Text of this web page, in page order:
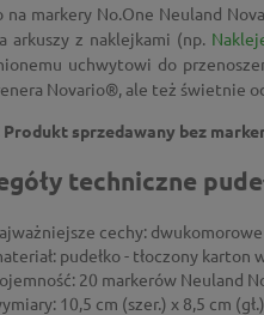
na markery No.One Neuland
arkuszy z naklejkami (np.
uchwytowi do
Novario®, ale też świetnie
Produkt sprzedawany bez
techniczne
cechy:
pudełko - tłoczony
20 markerów Neuland
10,5 cm (szer.) x 8,5 cm